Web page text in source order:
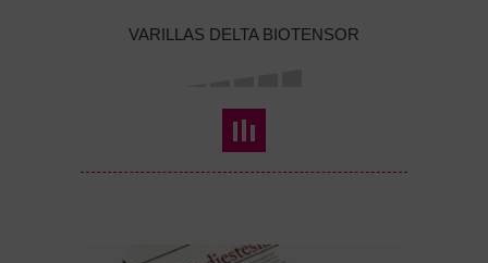
VARILLAS DELTA BIOTENSOR